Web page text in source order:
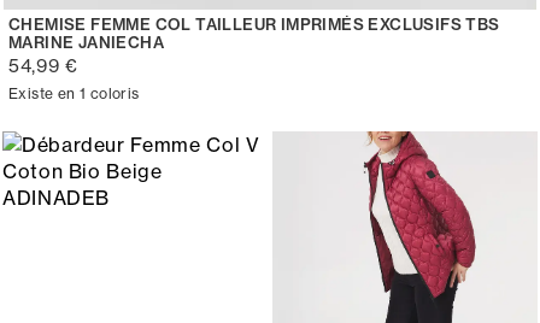
CHEMISE FEMME COL TAILLEUR IMPRIMÉS EXCLUSIFS TBS
MARINE JANIECHA
54,99 €
Existe en 1 coloris